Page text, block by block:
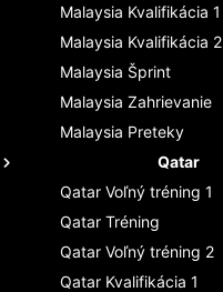
Malaysia Kvalifikácia 1
Malaysia Kvalifikácia 2
Malaysia Šprint
Malaysia Zahrievanie
Malaysia Preteky
Qatar
Qatar Voľný tréning 1
Qatar Tréning
Qatar Voľný tréning 2
Qatar Kvalifikácia 1